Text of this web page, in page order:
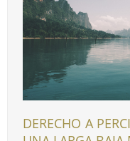
DERECHO A